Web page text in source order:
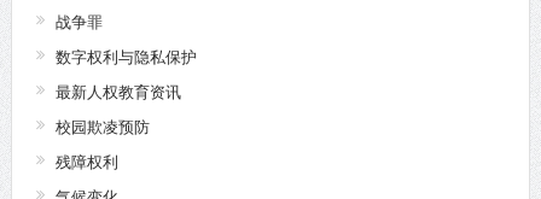
战争罪
数字权利与隐私保护
最新人权教育资讯
校园欺凌预防
残障权利